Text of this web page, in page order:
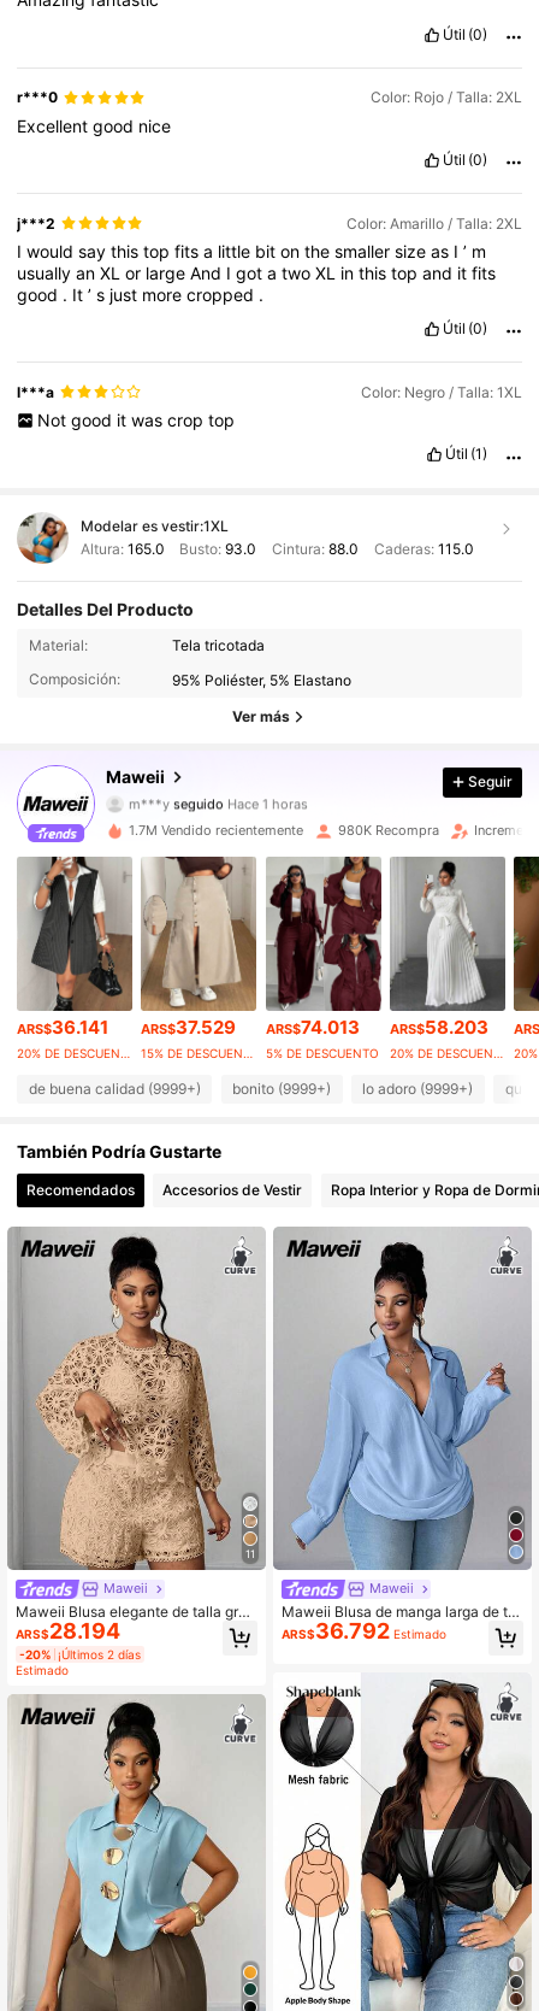
Útil (0)
r***0 Color: Rojo / Talla: 2XL
Excellentgood nice
Útil (0)
j***2 Color: Amarillo / Talla: 2XL
Iwouldsaythistopfitsa little bitonthesmallersizeas I’ m
usuallyanXLor largeAnd IgotatwoXL inthistopand itfits
good . It’s just morecropped .
Útil (0)
l***a Color: Negro / Talla: 1XL
Not good it was crop top
Útil (1)
Modelar es vestir:1XL
Altura: 165.0 Busto:93.0 Cintura: 88.0 Caderas: 115.0
Detalles Del Producto
Material:
Tela tricotada
Composición:
95% Poliéster, 5% Elastano
Ver más
Maweii
351K Seguidores
4,83
351K Seguidores
4,83 351K Seguidores
4,83 351K Seguidores
4,83 351K Seguidores
4,83 351K Seguidores
4,83 351K Seguidores
4,83 351K Seguidores
4,83 351K Seguidores
Seguir
1.7M Vendido recientemente 980K Recompra
ARS$36.141
20% DE DESCUENTO
ARS$37.529
15% DE DESCUENTO
ARS$74.013
5% DE DESCUENTO
ARS$58.203
20% DE DESCUENTO
de buena calidad (9999+) bonito (9999+) lo adoro (9999+)
También Podría Gustarte
Recomendados Accesorios de Vestir Ropa Interior y Ropa de
11
Maweii
Maweii Blusa elegante de talla gran
de de unicolor con diseño calado
ARS$28.194
-20% ¡Últimos 2 días
Estimado
Maweii
Maweii Blusa de manga larga de tal
la grande, elegante, versátil y dulce
ARS$36.792 Estimado